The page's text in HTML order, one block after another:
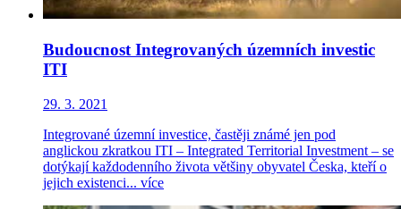
Budoucnost Integrovaných územních investic
ITI
29. 3. 2021
Integrované územní investice, častěji známé jen pod
anglickou zkratkou ITI – Integrated Territorial Investment – se
dotýkají každodenního života většiny obyvatel Česka, kteří o
jejich existenci... více